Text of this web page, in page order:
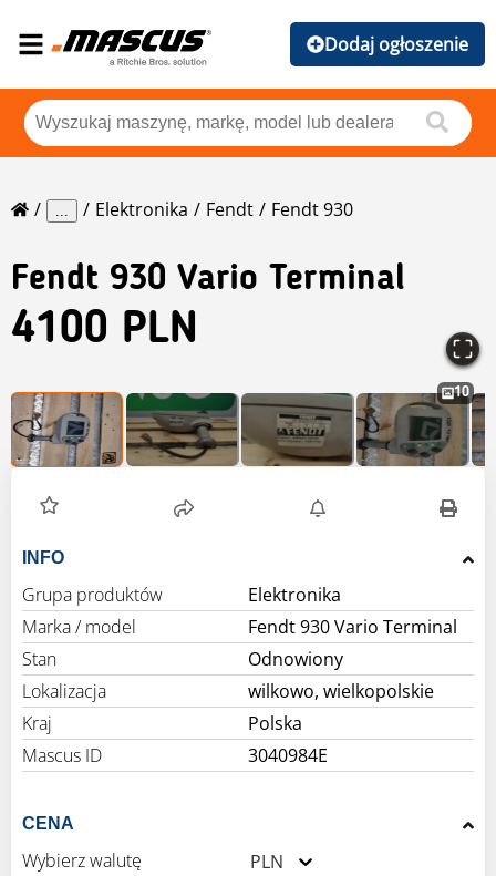
Dodaj ogłoszenie
... Elektronika Fendt Fendt 930
Fendt 930 Vario Terminal
4100 PLN
10
INFO
Grupa produktów
Elektronika
Marka / model
Fendt 930 Vario Terminal
Stan
Odnowiony
Lokalizacja
wilkowo, wielkopolskie
Kraj
Polska
Mascus ID
3040984E
CENA
Wybierz walutę
PLN